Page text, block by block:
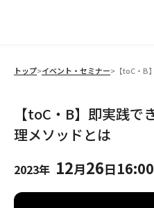
トップ>イベント・セミナー> 【toC・B
【toC・B】即実践で
理メソッドとは
2023年 12月26日16:00